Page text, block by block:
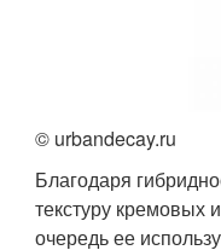
© urbandecay.ru
Благодаря
текстуру кремовых
очередь ее